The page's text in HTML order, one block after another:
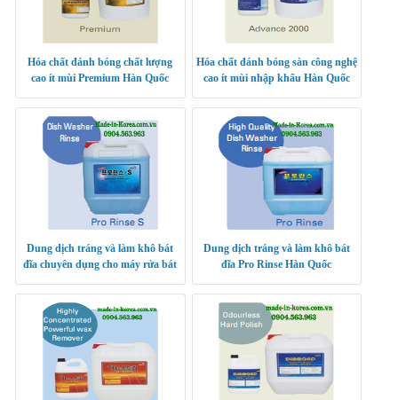
Hóa chất đánh bóng chất lượng
cao ít mùi Premium Hàn Quốc
Hóa chất đánh bóng sàn công nghệ
cao ít mùi nhập khẩu Hàn Quốc
Dung dịch tráng và làm khô bát
đĩa chuyên dụng cho máy rửa bát
Dung dịch tráng và làm khô bát
đĩa Pro Rinse Hàn Quốc